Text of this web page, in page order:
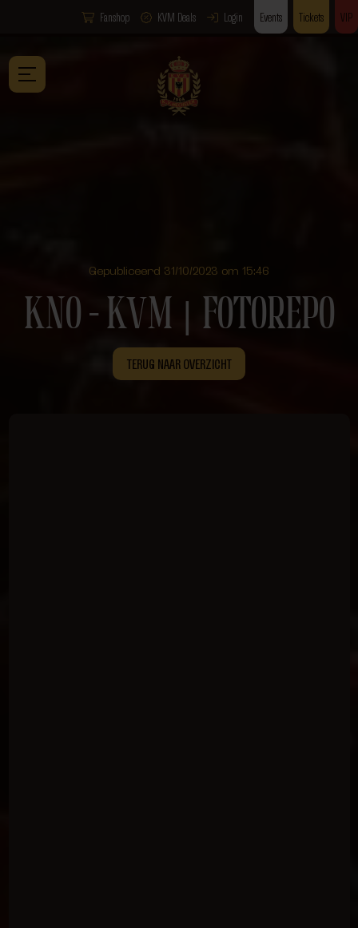
Fanshop KVM Deals Login Events Tickets VIP
Gepubliceerd 31/10/2023 om 15:46
KNO – KVM ⎮ FOTOREPO
TERUG NAAR OVERZICHT